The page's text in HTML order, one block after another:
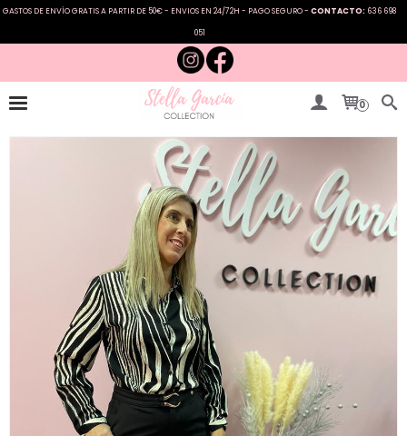
GASTOS DE ENVÍO GRATIS A PARTIR DE 50€ - ENVIOS EN 24/72H - PAGO SEGURO - CONTACTO: 636 698
051
0